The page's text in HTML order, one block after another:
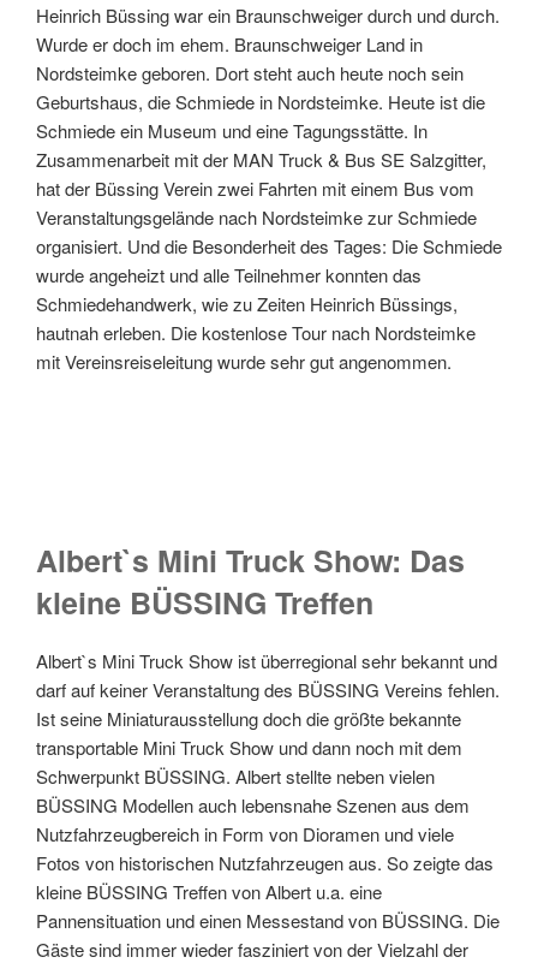
Heinrich Büssing war ein Braunschweiger durch und durch.
Wurde er doch im ehem. Braunschweiger Land in
Nordsteimke geboren. Dort steht auch heute noch sein
Geburtshaus, die Schmiede in Nordsteimke. Heute ist die
Schmiede ein Museum und eine Tagungsstätte. In
Zusammenarbeit mit der MAN Truck & Bus SE Salzgitter,
hat der Büssing Verein zwei Fahrten mit einem Bus vom
Veranstaltungsgelände nach Nordsteimke zur Schmiede
organisiert. Und die Besonderheit des Tages: Die Schmiede
wurde angeheizt und alle Teilnehmer konnten das
Schmiedehandwerk, wie zu Zeiten Heinrich Büssings,
hautnah erleben. Die kostenlose Tour nach Nordsteimke
mit Vereinsreiseleitung wurde sehr gut angenommen.
Albert`s Mini Truck Show: Das
kleine BÜSSING Treffen
Albert`s Mini Truck Show ist überregional sehr bekannt und
darf auf keiner Veranstaltung des BÜSSING Vereins fehlen.
Ist seine Miniaturausstellung doch die größte bekannte
transportable Mini Truck Show und dann noch mit dem
Schwerpunkt BÜSSING. Albert stellte neben vielen
BÜSSING Modellen auch lebensnahe Szenen aus dem
Nutzfahrzeugbereich in Form von Dioramen und viele
Fotos von historischen Nutzfahrzeugen aus. So zeigte das
kleine BÜSSING Treffen von Albert u.a. eine
Pannensituation und einen Messestand von BÜSSING. Die
Gäste sind immer wieder fasziniert von der Vielzahl der